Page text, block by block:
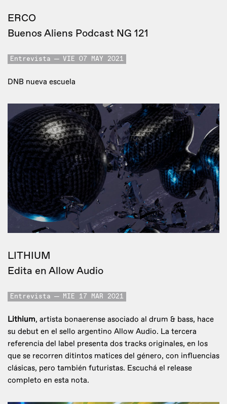
ERCO
Buenos Aliens Podcast NG 121
Entrevista VIE 07 MAY 2021
DNB nueva escuela
LITHIUM
Edita en Allow Audio
Entrevista MIE 17 MAR 2021
Lithium, artista bonaerense asociado al drum & bass, hace
su debut en el sello argentino Allow Audio. La tercera
referencia del label presenta dos tracks originales, en los
que se recorren ditintos matices del género, con influencias
clásicas, pero también futuristas. Escuchá el release
completo en esta nota.